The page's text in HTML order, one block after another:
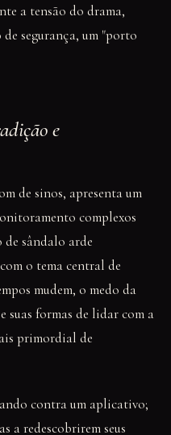
a tensão do drama,
segurança, um "porto
e
de sinos, apresenta um
complexos
sândalo arde
o tema central de
mudem, o medo da
suas formas de lidar com a
primordial de
contra um aplicativo;
a redescobrirem seus